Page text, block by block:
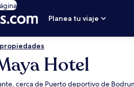
Planea tu viaje
Hotel
cerca de Puerto deportivo de